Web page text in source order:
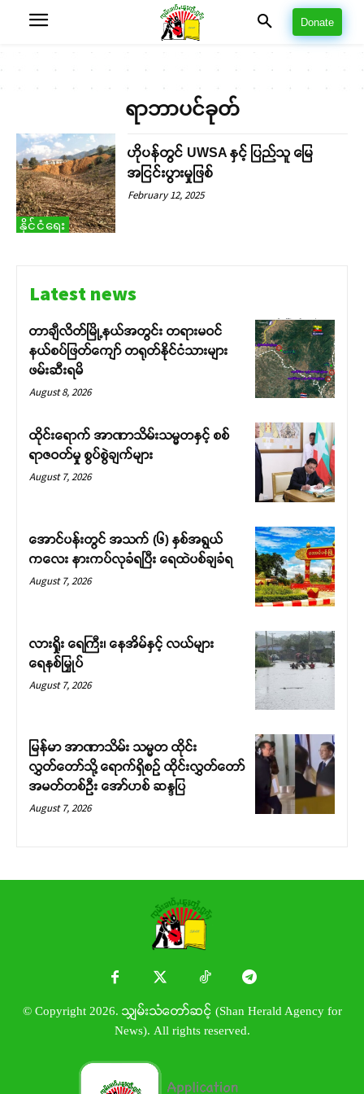
Donate
ရာဘာပင်ခုတ်
နိုင်ငံရေး
ဟိုပန်တွင် UWSA နှင့် ပြည်သူ မြေ
အငြင်းပွားမှုဖြစ်
February 12, 2025
Latest news
တာချီလိတ်မြို့နယ်အတွင်း တရားမဝင်
နယ်စပ်ဖြတ်ကျော် တရုတ်နိုင်ငံသားများ
ဖမ်းဆီးရမိ
August 8, 2026
ထိုင်းရောက် အာဏာသိမ်းသမ္မတနှင့် စစ်
ရာဇဝတ်မှု စွပ်စွဲချက်များ
August 7, 2026
အောင်ပန်းတွင် အသက် (၆) နှစ်အရွယ်
ကလေး နားကပ်လုခံရပြီး ရေထဲပစ်ချခံရ
August 7, 2026
လားရှိုး ရေကြီး၊ နေအိမ်နှင့် လယ်များ
ရေနစ်မြှုပ်
August 7, 2026
မြန်မာ အာဏာသိမ်း သမ္မတ ထိုင်း
လွှတ်တော်သို့ ရောက်ရှိစဉ် ထိုင်းလွှတ်တော်
အမတ်တစ်ဦး အော်ဟစ် ဆန္ဒပြ
August 7, 2026
© Copyright 2026. သျှမ်းသံတော်ဆင့် (Shan Herald Agency for
News). All rights reserved.